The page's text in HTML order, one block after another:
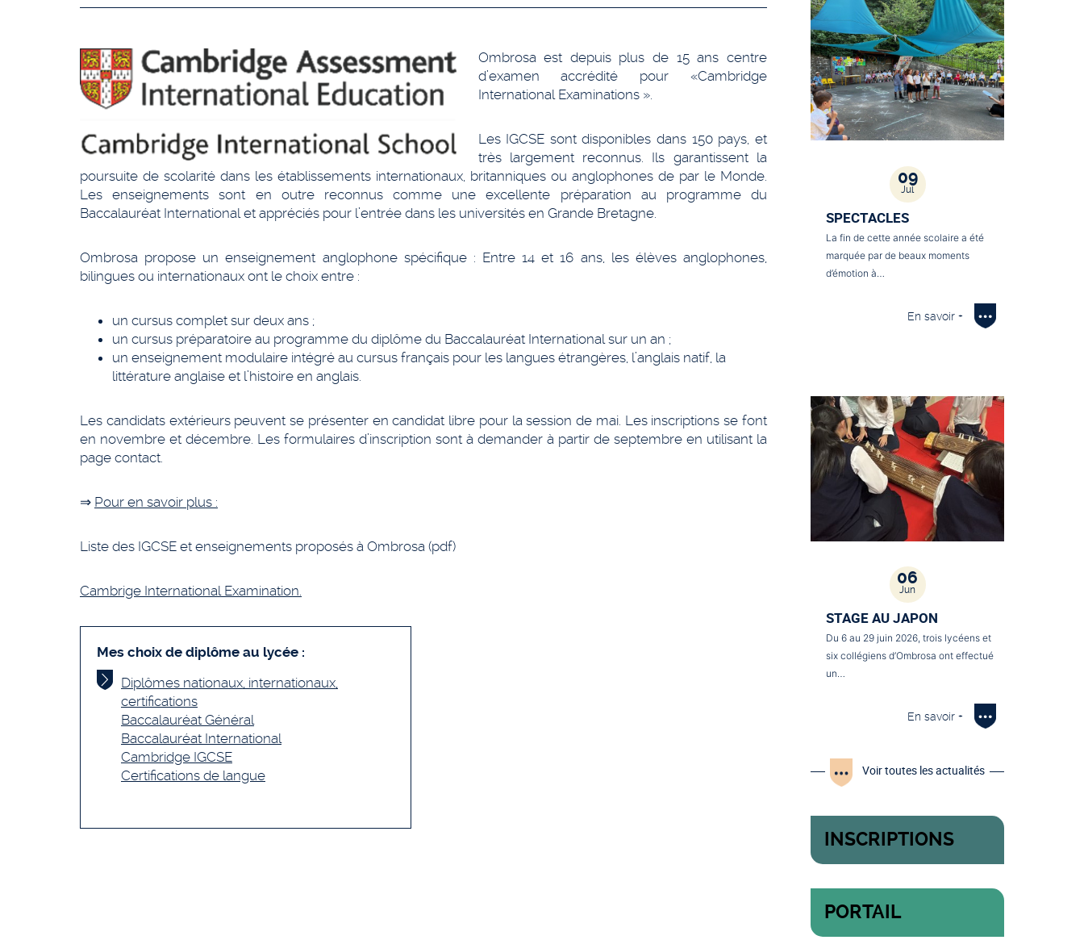
Ombrosa est depuis plus de 15 ans centre
d’examen accrédité pour «Cambridge
International Examinations ».
Les IGCSE sont disponibles dans 150 pays, et
très largement reconnus. Ils garantissent la
poursuite de scolarité dans les établissements internationaux, britanniques ou anglophones de par le Monde.
Les enseignements sont en outre reconnus comme une excellente préparation au programme du
Baccalauréat International et appréciés pour l’entrée dans les universités en Grande Bretagne.
Ombrosa propose un enseignement anglophone spécifique : Entre 14 et 16 ans, les élèves anglophones,
bilingues ou internationaux ont le choix entre :
un cursus complet sur deux ans ;
un cursus préparatoire au programme du diplôme du Baccalauréat International sur un an ;
un enseignement modulaire intégré au cursus français pour les langues étrangères, l’anglais natif, la
littérature anglaise et l’histoire en anglais.
Les candidats extérieurs peuvent se présenter en candidat libre pour la session de mai. Les inscriptions se font
en novembre et décembre. Les formulaires d’inscription sont à demander à partir de septembre en utilisant la
page contact.
⇒ Pour en savoir plus :
Liste des IGCSE et enseignements proposés à Ombrosa (pdf)
Cambrige International Examination.
Mes choix de diplôme au lycée :
Diplômes nationaux, internationaux,
certifications
Baccalauréat Général
Baccalauréat International
Cambridge IGCSE
Certifications de langue
09
Jul
SPECTACLES
La fin de cette année scolaire a été
marquée par de beaux moments
d’émotion à…
En savoir +
06
Jun
STAGE AU JAPON
Du 6 au 29 juin 2026, trois lycéens et
six collégiens d’Ombrosa ont effectué
un…
En savoir +
Voir toutes les actualités
INSCRIPTIONS
PORTAIL